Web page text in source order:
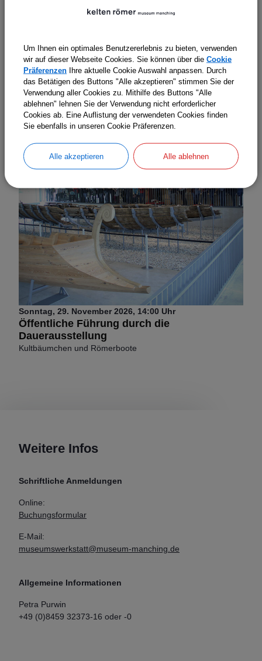
Dauerausstellung
Kultbäumchen und Römerboote
Sonntag 29. November 2026 14:00 Uhr
Öffentliche Führung durch die
Dauerausstellung
Kultbäumchen und Römerboote
Weitere Infos
Schriftliche Anmeldungen
Online:
Buchungsformular
E-Mail:
museumswerkstatt@museum-manching.de
Allgemeine Informationen
Petra Purwin
+49 (0)8459 32373-16 oder -0
Um Ihnen ein optimales Benutzererlebnis zu bieten, verwenden
wir auf dieser Webseite Cookies. Sie können über die Cookie
Präferenzen Ihre aktuelle Cookie Auswahl anpassen. Durch
das Betätigen des Buttons "Alle akzeptieren" stimmen Sie der
Verwendung aller Cookies zu. Mithilfe des Buttons "Alle
ablehnen" lehnen Sie der Verwendung nicht erforderlicher
Cookies ab. Eine Auflistung der verwendeten Cookies finden
Sie ebenfalls in unseren Cookie Präferenzen.
Alle akzeptieren Alle ablehnen